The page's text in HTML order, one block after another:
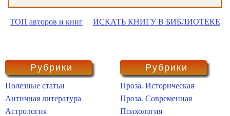
ТОП авторов и книг ИСКАТЬ КНИГУ В БИБЛИОТЕКЕ
Рубрики
Полезные статьи
Античная литература
Астрология
Рубрики
Проза. Историческая
Проза. Современная
Психология